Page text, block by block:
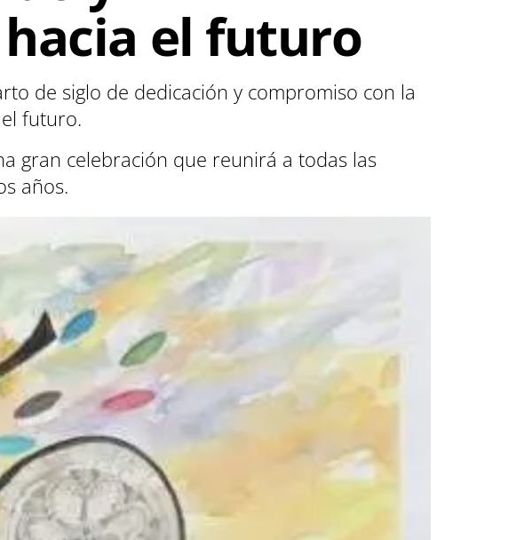
el futuro
de siglo de dedicación y compromiso con la
futuro.
gran celebración que reunirá a todas las
años.